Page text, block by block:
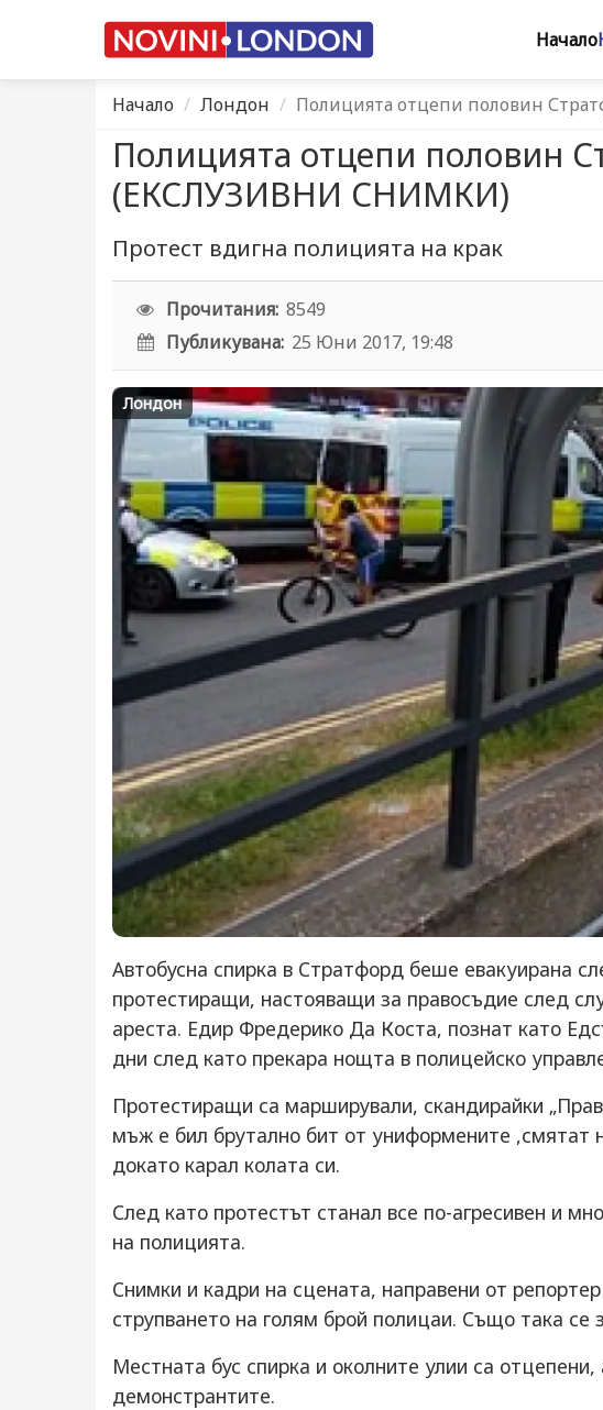
Начало
Начало Лондон Полицията отцепи половин
Полицията отцепи половин
(ЕКСЛУЗИВНИ СНИМКИ)
Протест вдигна полицията на крак
Прочитания: 8549
Публикувана: 25 Юни 2017, 19:48
Лондон
Автобусна спирка в Стратфорд беше евакуирана
протестиращи, настояващи за правосъдие след
ареста. Едир Фредерико Да Коста, познат като
дни след като прекара нощта в полицейско
Протестиращи са марширували, скандирайки
мъж е бил брутално бит от униформените ,смятат
докато карал колата си.
След като протестът станал все по-агресивен и
на полицията.
Снимки и кадри на сцената, направени от
струпването на голям брой полицаи. Също така се
Местната бус спирка и околните улии са
демонстрантите.